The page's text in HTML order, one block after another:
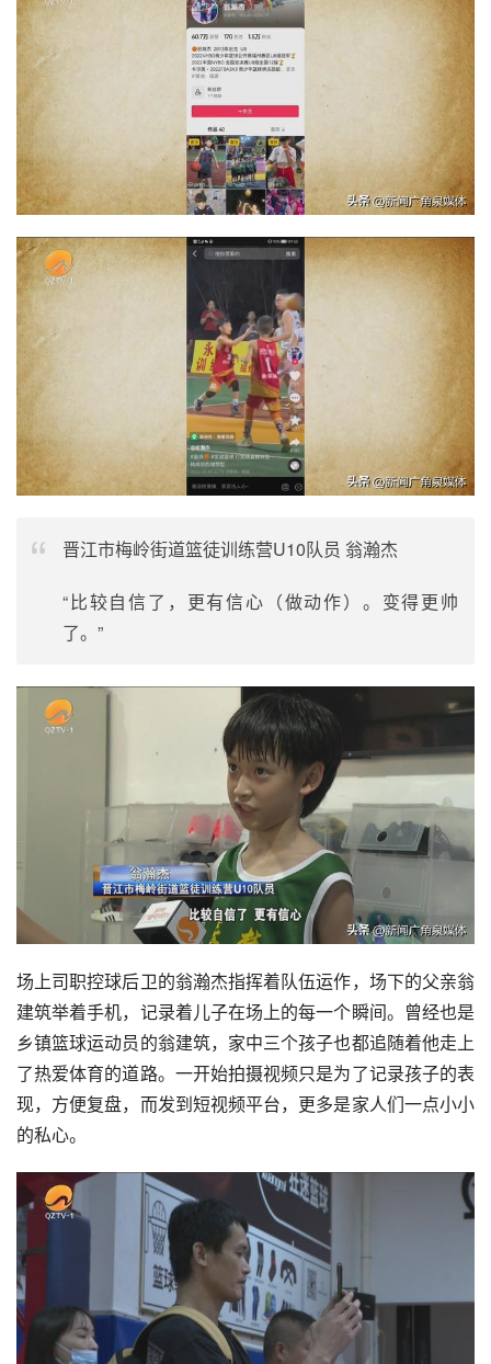
晋江市梅岭街道篮徒训练营U10队员 翁瀚杰
“比较自信了，更有信心（做动作）。变得更帅
了。”
场上司职控球后卫的翁瀚杰指挥着队伍运作，场下的父亲翁
建筑举着手机，记录着儿子在场上的每一个瞬间。曾经也是
乡镇篮球运动员的翁建筑，家中三个孩子也都追随着他走上
了热爱体育的道路。一开始拍摄视频只是为了记录孩子的表
现，方便复盘，而发到短视频平台，更多是家人们一点小小
的私心。